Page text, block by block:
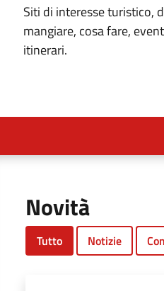
Siti di interesse turistico,
mangiare, cosa fare,
itinerari.
Novità
Tutto Notizie